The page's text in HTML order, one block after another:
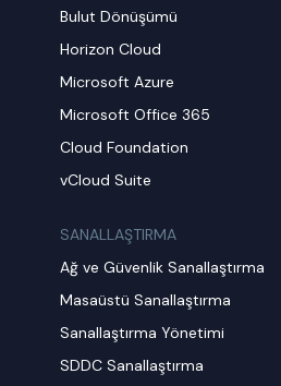
Bulut Dönüşümü
Horizon Cloud
Microsoft Azure
Microsoft Office 365
Cloud Foundation
vCloud Suite
SANALLAŞTIRMA
Ağ ve Güvenlik Sanallaştırma
Masaüstü Sanallaştırma
Sanallaştırma Yönetimi
SDDC Sanallaştırma